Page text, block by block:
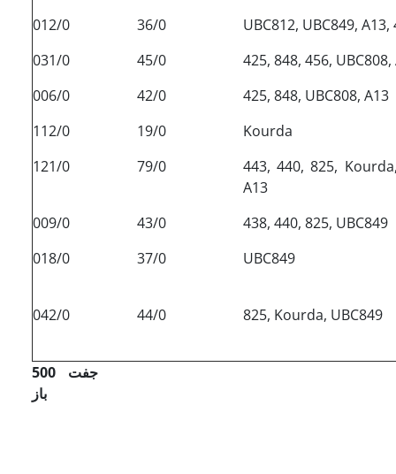
012/0
36/0
UBC812, UBC849, A13,
031/0
45/0
425, 848, 456, UBC808,
006/0
42/0
425, 848, UBC808, A13
112/0
19/0
Kourda
121/0
79/0
443, 440, 825,
A13
009/0
43/0
438, 440, 825, UBC849
018/0
37/0 UBC849
042/0 44/0 825, Kourda, UBC849
500 جفت
‌باز